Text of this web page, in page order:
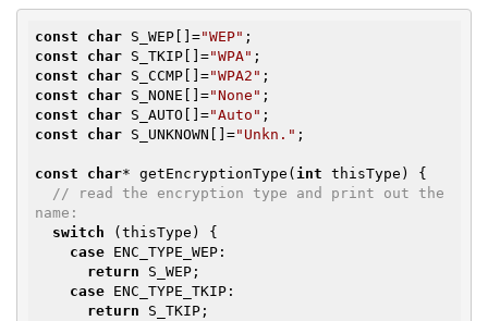
const char S_WEP[]="WEP"
const
char S_TKIP[]="WPA"
const
char S_CCMP[]="WPA2"
const
char S_NONE[]="None"
const
char S_AUTO[]="Auto"
const
char S_UNKNOWN[]="Unkn." ;
const char* getEncryptionType( int thisType) {
// read the encryption type and print out the
name:
switch (thisType) {
case ENC_TYPE_WEP:
return S_WEP;
case ENC_TYPE_TKIP:
return S_TKIP;